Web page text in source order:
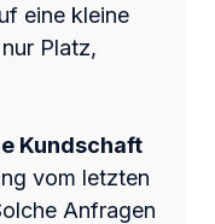
eine kleine
Platz,
Kundschaft
vom letzten
Anfragen